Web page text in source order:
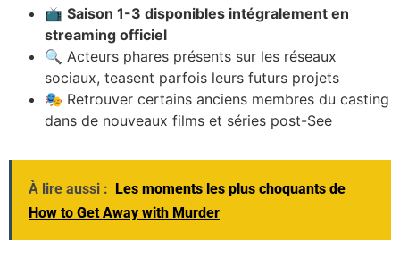
📺 Saison 1-3 disponibles intégralement en
streaming officiel
🔍 Acteurs phares présents sur les réseaux
sociaux, teasent parfois leurs futurs projets
🎭 Retrouver certains anciens membres du casting
dans de nouveaux films et séries post-See
À lire aussi : Les moments les plus choquants de
How to Get Away with Murder